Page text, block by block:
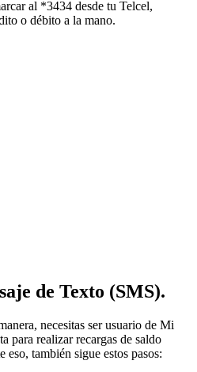
al *3434 desde tu Telcel,
o débito a la mano.
de Texto (SMS).
necesitas ser usuario de Mi
para realizar recargas de saldo
también sigue estos pasos: